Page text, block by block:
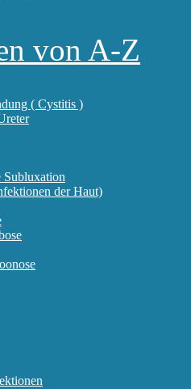
von A-Z
( Cystitis )
Subluxation
der Haut)